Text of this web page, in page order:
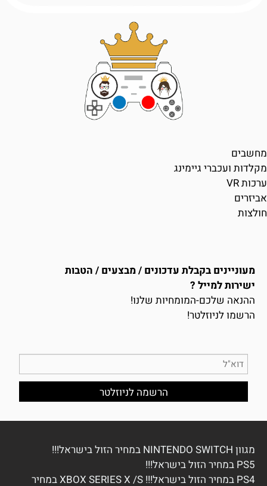
מחשבים
מקלדות ועכברי גיימינג
ערכות VR
אביזרים
חולצות
מעוניינים בקבלת עדכונים / מבצעים / הטבות
ישירות למייל ?
ההנאה שלכם-המומחיות שלנו!
הרשמו לניוזלטר!
מגוון NINTENDO SWITCH במחיר הזול בישראל!!!
PS5 במחיר הזול בישראל!!!
PS4 במחיר הזול בישראל!!! XBOX SERIES X /S במחיר